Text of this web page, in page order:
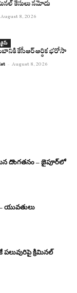
కేసులు నమోదు
August 8, 2026
క్రైమ్
కేసీఆర్ ఆర్థిక భరోసా
- August 8, 2026
దొంగతనం – జైపూర్‌లో
యువతులు
క్రిమినల్